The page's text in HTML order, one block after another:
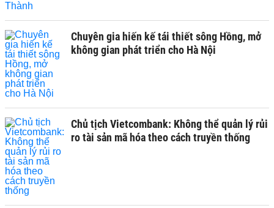
Chuyên gia hiến kế tái thiết sông Hồng, mở
không gian phát triển cho Hà Nội
Chủ tịch Vietcombank: Không thể quản lý rủi
ro tài sản mã hóa theo cách truyền thống